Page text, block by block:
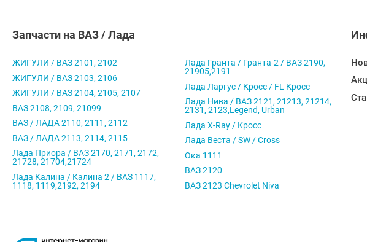
Запчасти на ВАЗ / Лада
ЖИГУЛИ / ВАЗ 2101, 2102
ЖИГУЛИ / ВАЗ 2103, 2106
ЖИГУЛИ / ВАЗ 2104, 2105, 2107
ВАЗ 2108, 2109, 21099
ВАЗ / ЛАДА 2110, 2111, 2112
ВАЗ / ЛАДА 2113, 2114, 2115
Лада Приора / ВАЗ 2170, 2171, 2172,
21728, 21704,21724
Лада Калина / Калина 2 / ВАЗ 1117,
1118, 1119,2192, 2194
Лада Гранта / Гранта-2 / ВАЗ 2190,
21905,2191
Лада Ларгус / Кросс / FL Кросс
Лада Нива / ВАЗ 2121, 21213, 21214,
2131, 2123,Legend, Urban
Лада X-Ray / Кросс
Лада Веста / SW / Cross
Ока 1111
ВАЗ 2120
ВАЗ 2123 Chevrolet Niva